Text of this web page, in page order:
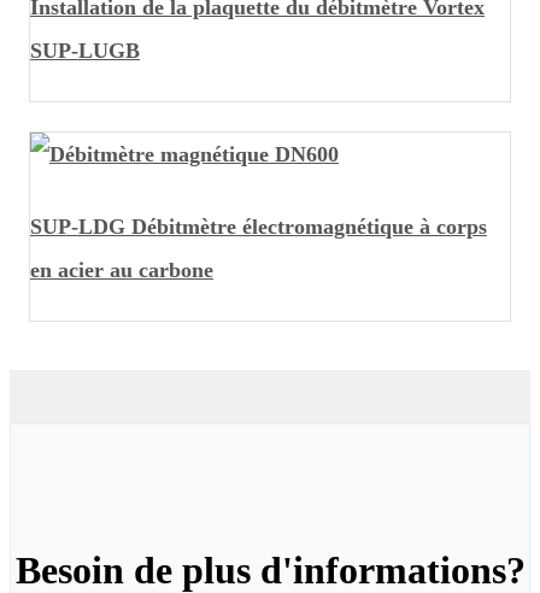
Installation de la plaquette du débitmètre Vortex
SUP-LUGB
SUP-LDG Débitmètre électromagnétique à corps
en acier au carbone
Besoin de plus d'informations?